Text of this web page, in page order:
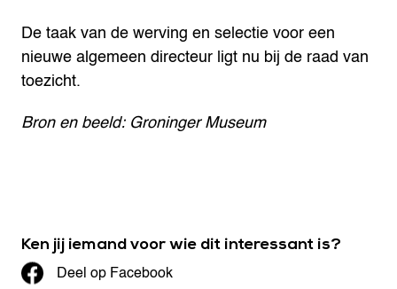
De taak van de werving en selectie voor een
nieuwe algemeen directeur ligt nu bij de raad van
toezicht.
Bron en beeld: Groninger Museum
Ken jij iemand voor wie dit interessant is?
Deel op Facebook